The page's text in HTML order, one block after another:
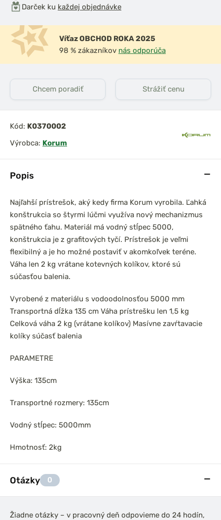
Popis
Najľahší prístrešok, aký kedy firma Korum vyrobila. Ľahká
konštrukcia so štyrmi lúčmi využíva nový mechanizmus
spätného ťahu. Materiál má vodný stĺpec 5000,
konštrukcia je z grafitových tyčí. Prístrešok je veľmi
flexibilný a je ho možné postaviť v akomkoľvek teréne.
Váha len 2 kg vrátane kotevných kolíkov, ktoré sú
súčasťou balenia.
Vyrobené z materiálu s vodoodolnosťou 5000 mm
Transportná dĺžka 135 cm Váha prístrešku len 1,5 kg
Celková váha 2 kg (vrátane kolíkov) Masívne zavŕtavacie
kolíky súčasť balenia
PARAMETRE
Výška: 135cm
Transportné rozmery: 135cm
Vodný stĺpec: 5000mm
Hmotnosť: 2kg
Otázky 0
Žiadne otázky – v pracovný deň odpovieme do 24 hodín,
Darček ku každej objednávke
Víťaz OBCHOD ROKA 2025
98 % zákazníkov nás odporúča
Chcem poradiť Strážiť cenu
Kód: K0370002
Výrobca: Korum